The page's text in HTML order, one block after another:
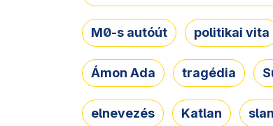
M0-s autóút politikai vita
Ámon Ada tragédia
elnevezés Katlan